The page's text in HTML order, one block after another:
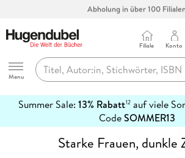
Abholung in über 100
Hugendubel
Menu
Filiale Konto
Summer Sale: 13% Rabatt12auf viele
CodeSOMMER13
erfahren
Starke Frauen, dunkle